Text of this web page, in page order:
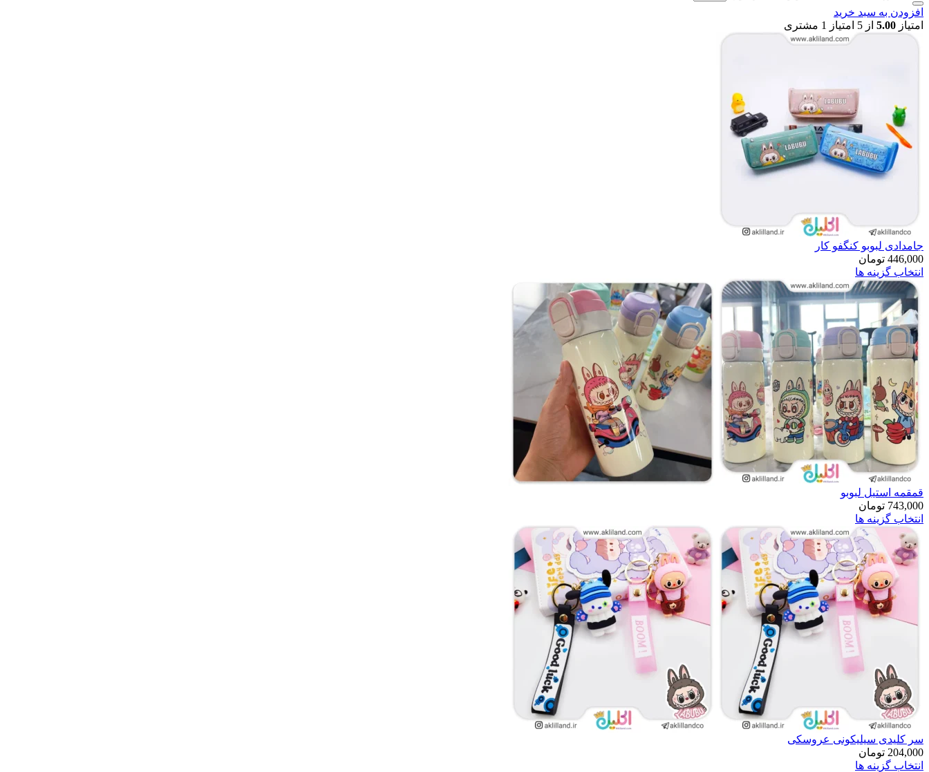
افزودن به سبد خرید
امتیاز 5.00 از 5 امتیاز 1 مشتری
جامدادی لبوبو کنگفو کار
446,000 تومان
انتخاب گزینه ها
قمقمه استیل لبوبو
743,000 تومان
انتخاب گزینه ها
سر کلیدی سیلیکونی عروسکی
204,000 تومان
انتخاب گزینه ها